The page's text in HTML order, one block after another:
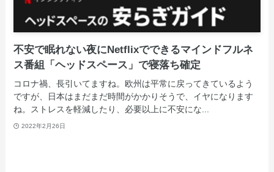
不安で眠れない夜にNetflixでできるマインドフルネ
ス番組「ヘッドスペース」で寝落ち確定
コロナ禍、長引いてますね。欧州は平常に戻ってきているよう
ですが、日本はまだまだ時間がかかりそうで、イヤになります
ね。ストレスを軽減したり、必要以上に不安にな...
2022年2月26日